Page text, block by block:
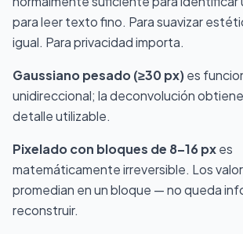
para leer texto fino. Para suavizar
igual. Para privacidad importa.
Gaussiano pesado (≥30 px)es
unidireccional; la deconvolución
detalle utilizable.
Pixelado con bloques de 8–16 pxes
matemáticamente irreversible. Los
promedian en un bloque — no queda
reconstruir.